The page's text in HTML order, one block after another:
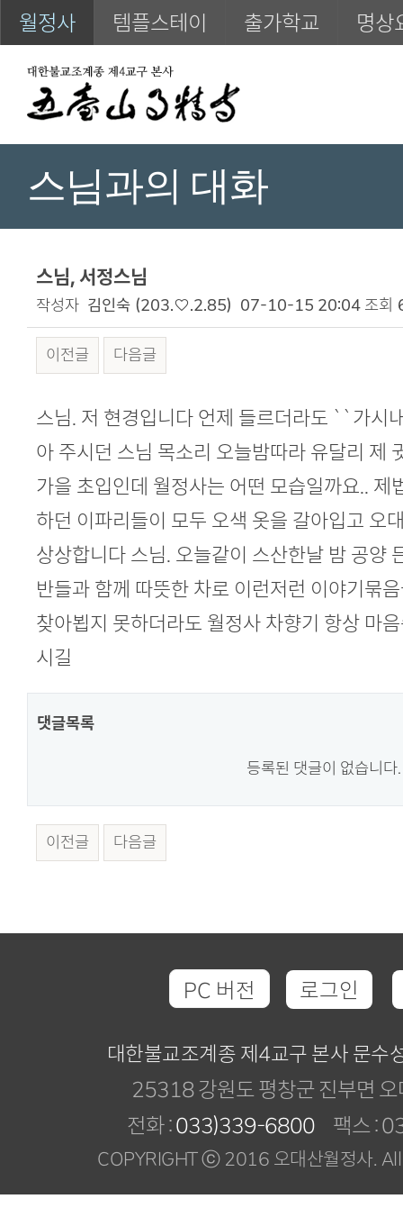
월정사 템플스테이 출가학교 명상
스님과의 대화
스님, 서정스님
작성자 김인숙 (203.♡.2.85) 07-10-15 20:04 조회
이전글 다음글
스님. 저 현경입니다 언제 들르더라도 ``가시
아 주시던 스님 목소리 오늘밤따라 유달리 제
가을 초입인데 월정사는 어떤 모습일까요.. 제
하던 이파리들이 모두 오색 옷을 갈아입고 오
상상합니다 스님. 오늘같이 스산한날 밤 공양
반들과 함께 따뜻한 차로 이런저런 이야기묶
찾아뵙지 못하더라도 월정사 차향기 항상 마
시길
댓글목록
등록된 댓글이 없습니다.
이전글 다음글
PC 버전 로그인
대한불교조계종 제4교구 본사 문수
25318 강원도 평창군 진부면
전화 :033)339-6800 팩스 :
COPYRIGHT ⓒ 2016 오대산월정사.